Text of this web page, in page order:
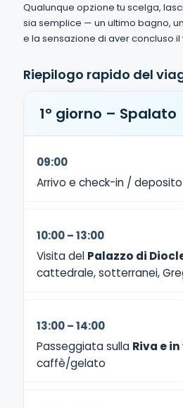
Qualunque opzione tu scelga,
sia semplice — un ultimo bagno,
e la sensazione di aver concluso
Riepilogo rapido del
1° giorno – Spalato
09:00
Arrivo e check-in /
10:00 – 13:00
Visita del Palazzo di
cattedrale, sotterranei,
13:00 – 14:00
Passeggiata sulla Riva e
caffè/gelato